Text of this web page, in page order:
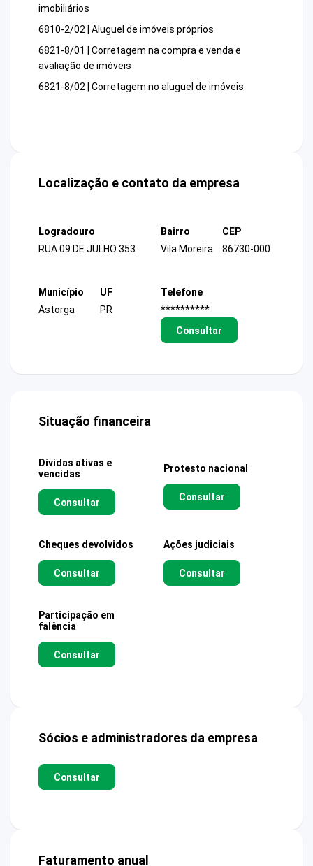
imobiliários
6810-2/02 | Aluguel de imóveis próprios
6821-8/01 | Corretagem na compra e venda e
avaliação de imóveis
6821-8/02 | Corretagem no aluguel de imóveis
Localização e contato da empresa
Logradouro
RUA 09 DE JULHO 353
Bairro
Vila Moreira
CEP
86730-000
Município
Astorga
UF
PR
Telefone
**********
Consultar
Situação financeira
Dívidas ativas e
vencidas
Consultar
Protesto nacional
Consultar
Cheques devolvidos
Consultar
Ações judiciais
Consultar
Participação em
falência
Consultar
Sócios e administradores da empresa
Consultar
Faturamento anual